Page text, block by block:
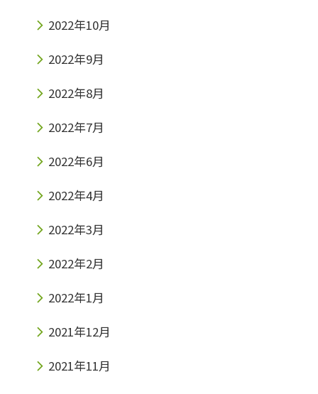
2022年10月
2022年9月
2022年8月
2022年7月
2022年6月
2022年4月
2022年3月
2022年2月
2022年1月
2021年12月
2021年11月